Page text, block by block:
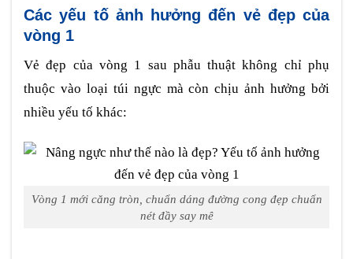
Các yếu tố ảnh hưởng đến vẻ đẹp của
vòng 1
Vẻ đẹp của vòng 1 sau phẫu thuật không chỉ phụ
thuộc vào loại túi ngực mà còn chịu ảnh hưởng bởi
nhiều yếu tố khác:
Vòng 1 mới căng tròn, chuẩn dáng đường cong đẹp chuẩn
nét đầy say mê